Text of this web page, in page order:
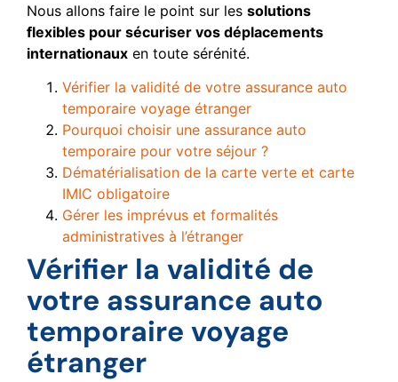
Nous allons faire le point sur les solutions
flexibles pour sécuriser vos déplacements
internationaux en toute sérénité.
Vérifier la validité de votre assurance auto
temporaire voyage étranger
Pourquoi choisir une assurance auto
temporaire pour votre séjour ?
Dématérialisation de la carte verte et carte
IMIC obligatoire
Gérer les imprévus et formalités
administratives à l’étranger
Vérifier la validité de
votre assurance auto
temporaire voyage
étranger